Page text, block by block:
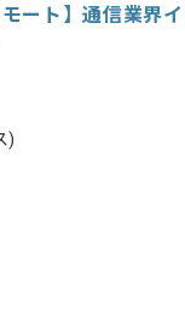
ト】通信業界
)